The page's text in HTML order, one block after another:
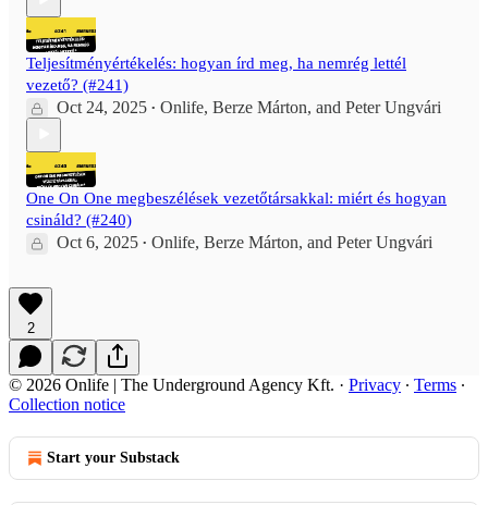
Teljesítményértékelés: hogyan írd meg, ha nemrég lettél
vezető? (#241)
Oct 24, 2025 • Onlife, Berze Márton, and Peter Ungvári
One On One megbeszélések vezetőtársakkal: miért és hogyan
csináld? (#240)
Oct 6, 2025 • Onlife, Berze Márton, and Peter Ungvári
2
© 2026 Onlife | The Underground Agency Kft. · Privacy ∙ Terms ∙
Collection notice
Start your Substack